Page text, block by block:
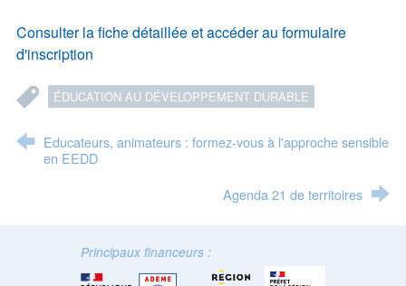
Consulter la fiche détaillée et accéder au formulaire
d'inscription
ÉDUCATION AU DÉVELOPPEMENT DURABLE
Educateurs, animateurs : formez-vous à l'approche sensible
en EEDD
Agenda 21 de territoires
Principaux financeurs :